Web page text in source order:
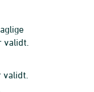
validt.